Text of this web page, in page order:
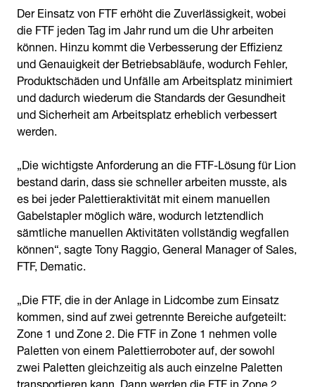
Der Einsatz von FTF erhöht die Zuverlässigkeit, wobei
die FTF jeden Tag im Jahr rund um die Uhr arbeiten
können. Hinzu kommt die Verbesserung der Effizienz
und Genauigkeit der Betriebsabläufe, wodurch Fehler,
Produktschäden und Unfälle am Arbeitsplatz minimiert
und dadurch wiederum die Standards der Gesundheit
und Sicherheit am Arbeitsplatz erheblich verbessert
werden.
„Die wichtigste Anforderung an die FTF-Lösung für Lion
bestand darin, dass sie schneller arbeiten musste, als
es bei jeder Palettieraktivität mit einem manuellen
Gabelstapler möglich wäre, wodurch letztendlich
sämtliche manuellen Aktivitäten vollständig wegfallen
können“, sagte Tony Raggio, General Manager of Sales,
FTF, Dematic.
„Die FTF, die in der Anlage in Lidcombe zum Einsatz
kommen, sind auf zwei getrennte Bereiche aufgeteilt:
Zone 1 und Zone 2. Die FTF in Zone 1 nehmen volle
Paletten von einem Palettierroboter auf, der sowohl
zwei Paletten gleichzeitig als auch einzelne Paletten
transportieren kann. Dann werden die FTF in Zone 2